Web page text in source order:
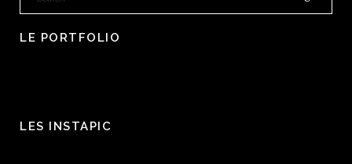
LE PORTFOLIO
LES INSTAPIC